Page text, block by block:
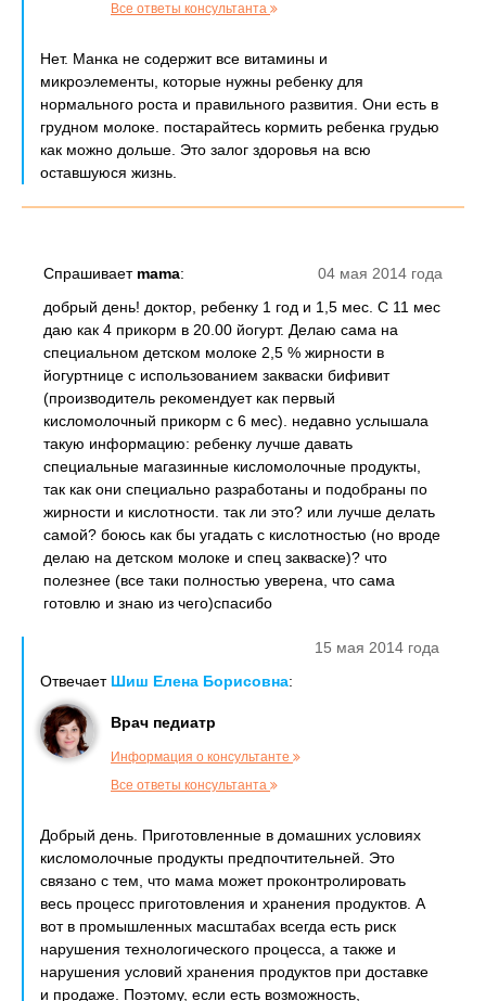
Все ответы консультанта
Нет. Манка не содержит все витамины и
микроэлементы, которые нужны ребенку для
нормального роста и правильного развития. Они есть в
грудном молоке. постарайтесь кормить ребенка грудью
как можно дольше. Это залог здоровья на всю
оставшуюся жизнь.
04 мая 2014 года
Спрашивает mama:
добрый день! доктор, ребенку 1 год и 1,5 мес. С 11 мес
даю как 4 прикорм в 20.00 йогурт. Делаю сама на
специальном детском молоке 2,5 % жирности в
йогуртнице с использованием закваски бифивит
(производитель рекомендует как первый
кисломолочный прикорм с 6 мес). недавно услышала
такую информацию: ребенку лучше давать
специальные магазинные кисломолочные продукты,
так как они специально разработаны и подобраны по
жирности и кислотности. так ли это? или лучше делать
самой? боюсь как бы угадать с кислотностью (но вроде
делаю на детском молоке и спец закваске)? что
полезнее (все таки полностью уверена, что сама
готовлю и знаю из чего)спасибо
15 мая 2014 года
Отвечает Шиш Елена Борисовна:
Врач педиатр
Информация о консультанте
Все ответы консультанта
Добрый день. Приготовленные в домашних условиях
кисломолочные продукты предпочтительней. Это
связано с тем, что мама может проконтролировать
весь процесс приготовления и хранения продуктов. А
вот в промышленных масштабах всегда есть риск
нарушения технологического процесса, а также и
нарушения условий хранения продуктов при доставке
и продаже. Поэтому, если есть возможность,